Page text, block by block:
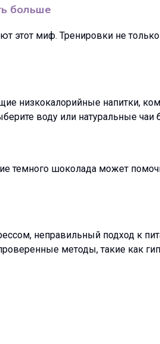
больше
этот миф. Тренировки не
низкокалорийные напитки,
воду или натуральные чаи
темного шоколада может
неправильный подход к
методы, такие как